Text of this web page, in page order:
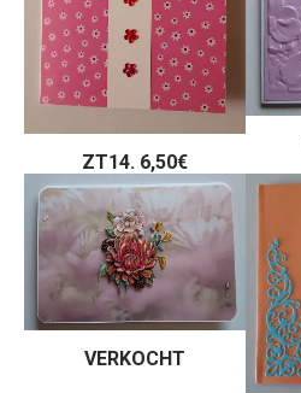
ZT14. 6,50€
VERKOCHT